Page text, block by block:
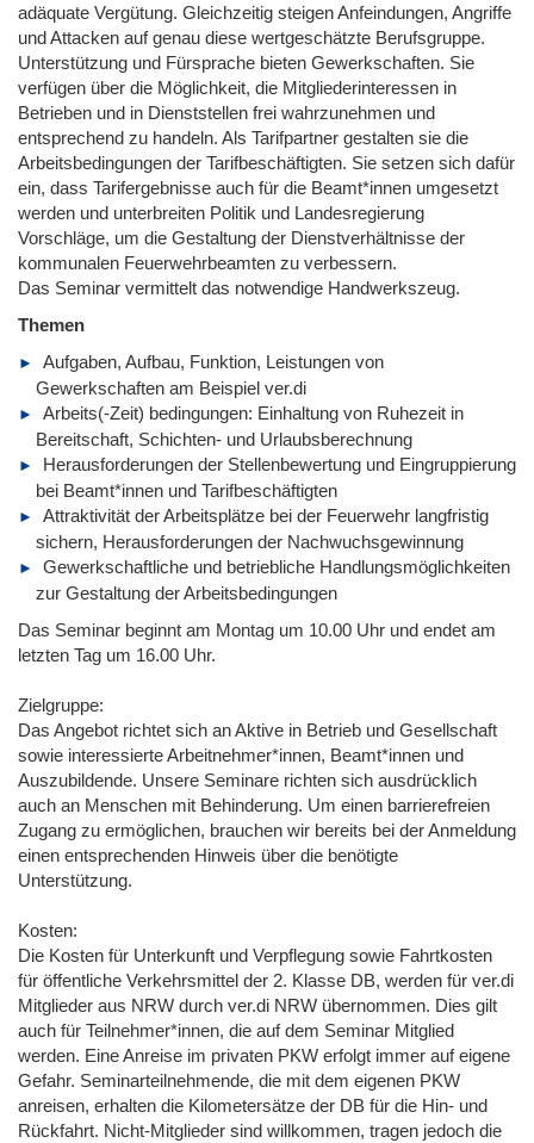
adäquate Vergütung. Gleichzeitig steigen Anfeindungen, Angriffe
und Attacken auf genau diese wertgeschätzte Berufsgruppe.
Unterstützung und Fürsprache bieten Gewerkschaften. Sie
verfügen über die Möglichkeit, die Mitgliederinteressen in
Betrieben und in Dienststellen frei wahrzunehmen und
entsprechend zu handeln. Als Tarifpartner gestalten sie die
Arbeitsbedingungen der Tarifbeschäftigten. Sie setzen sich dafür
ein, dass Tarifergebnisse auch für die Beamt*innen umgesetzt
werden und unterbreiten Politik und Landesregierung
Vorschläge, um die Gestaltung der Dienstverhältnisse der
kommunalen Feuerwehrbeamten zu verbessern.
Das Seminar vermittelt das notwendige Handwerkszeug.
Themen
Aufgaben, Aufbau, Funktion, Leistungen von
Gewerkschaften am Beispiel ver.di
Arbeits(-Zeit) bedingungen: Einhaltung von Ruhezeit in
Bereitschaft, Schichten- und Urlaubsberechnung
Herausforderungen der Stellenbewertung und Eingruppierung
bei Beamt*innen und Tarifbeschäftigten
Attraktivität der Arbeitsplätze bei der Feuerwehr langfristig
sichern, Herausforderungen der Nachwuchsgewinnung
Gewerkschaftliche und betriebliche Handlungsmöglichkeiten
zur Gestaltung der Arbeitsbedingungen
Das Seminar beginnt am Montag um 10.00 Uhr und endet am
letzten Tag um 16.00 Uhr.
Zielgruppe:
Das Angebot richtet sich an Aktive in Betrieb und Gesellschaft
sowie interessierte Arbeitnehmer*innen, Beamt*innen und
Auszubildende. Unsere Seminare richten sich ausdrücklich
auch an Menschen mit Behinderung. Um einen barrierefreien
Zugang zu ermöglichen, brauchen wir bereits bei der Anmeldung
einen entsprechenden Hinweis über die benötigte
Unterstützung.
Kosten:
Die Kosten für Unterkunft und Verpflegung sowie Fahrtkosten
für öffentliche Verkehrsmittel der 2. Klasse DB, werden für ver.di
Mitglieder aus NRW durch ver.di NRW übernommen. Dies gilt
auch für Teilnehmer*innen, die auf dem Seminar Mitglied
werden. Eine Anreise im privaten PKW erfolgt immer auf eigene
Gefahr. Seminarteilnehmende, die mit dem eigenen PKW
anreisen, erhalten die Kilometersätze der DB für die Hin- und
Rückfahrt. Nicht-Mitglieder sind willkommen, tragen jedoch die